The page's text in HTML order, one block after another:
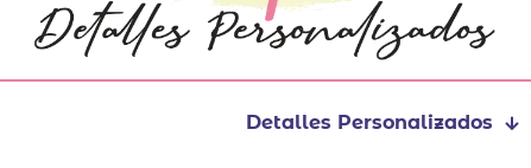
Detalles Personalizados